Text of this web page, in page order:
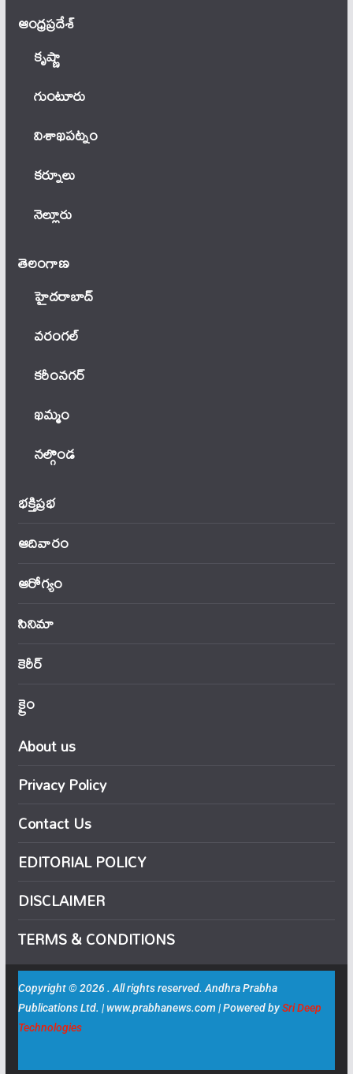
ఆంధ్ర‌ప్ర‌దేశ్
కృష్ణా
గుంటూరు
విశాఖపట్నం
కర్నూలు
నెల్లూరు
తెలంగాణ‌
హైదరాబాద్
వ‌రంగ‌ల్
కరీంనగర్
ఖ‌మ్మం
నల్గొండ
భక్తిప్రభ
ఆదివారం
ఆరోగ్యం
సినిమా
కెరీర్
క్రైం
About us
Privacy Policy
Contact Us
EDITORIAL POLICY
DISCLAIMER
TERMS & CONDITIONS
Copyright © 2026 . All rights reserved. Andhra Prabha
Publications Ltd. | www.prabhanews.com | Powered bySri Deep
Technologies